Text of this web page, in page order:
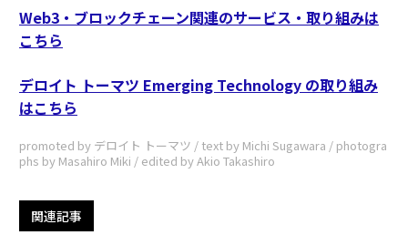
Web3・ブロックチェーン関連のサービス・取り組みは
こちら
デロイト トーマツ Emerging Technology の取り組み
はこちら
promoted by デロイト トーマツ / text by Michi Sugawara / photogra
phs by Masahiro Miki / edited by Akio Takashiro
関連記事